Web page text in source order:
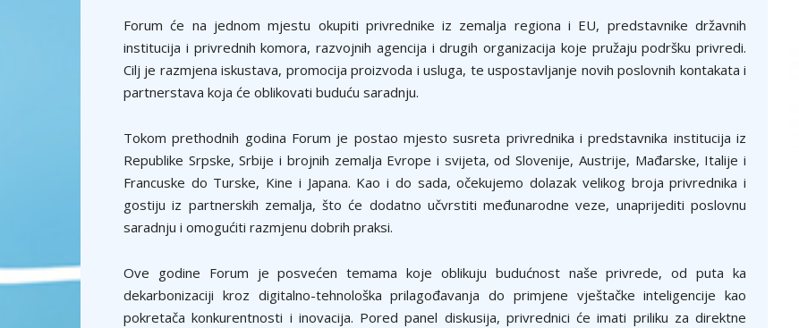
Forum će na jednom mjestu okupiti privrednike iz zemalja regiona i EU, predstavnike državnih
institucija i privrednih komora, razvojnih agencija i drugih organizacija koje pružaju podršku privredi.
Cilj je razmjena iskustava, promocija proizvoda i usluga, te uspostavljanje novih poslovnih kontakata i
partnerstava koja će oblikovati buduću saradnju.
Tokom prethodnih godina Forum je postao mjesto susreta privrednika i predstavnika institucija iz
Republike Srpske, Srbije i brojnih zemalja Evrope i svijeta, od Slovenije, Austrije, Mađarske, Italije i
Francuske do Turske, Kine i Japana. Kao i do sada, očekujemo dolazak velikog broja privrednika i
gostiju iz partnerskih zemalja, što će dodatno učvrstiti međunarodne veze, unaprijediti poslovnu
saradnju i omogućiti razmjenu dobrih praksi.
Ove godine Forum je posvećen temama koje oblikuju budućnost naše privrede, od puta ka
dekarbonizaciji kroz digitalno-tehnološka prilagođavanja do primjene vještačke inteligencije kao
pokretača konkurentnosti i inovacija. Pored panel diskusija, privrednici će imati priliku za direktne